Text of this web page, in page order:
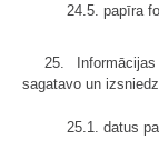
24.5. papīra
25.
sagatavo un
25.1. datus